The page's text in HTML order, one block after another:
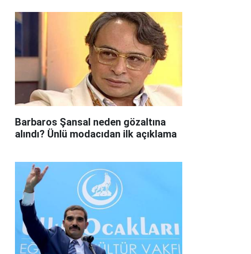
Barbaros Şansal neden gözaltına
alındı? Ünlü modacıdan ilk açıklama